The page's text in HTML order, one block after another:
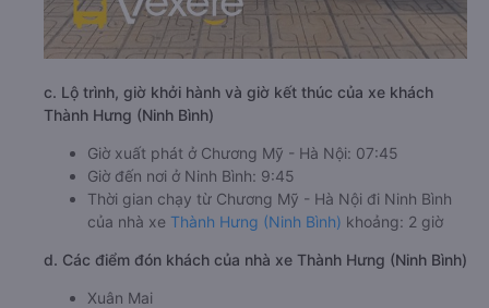
c. Lộ trình, giờ khởi hành và giờ kết thúc của xe khách
Thành Hưng (Ninh Bình)
Giờ xuất phát ở Chương Mỹ - Hà Nội: 07:45
Giờ đến nơi ở Ninh Bình: 9:45
Thời gian chạy từ Chương Mỹ - Hà Nội đi Ninh Bình
của nhà xe Thành Hưng (Ninh Bình) khoảng: 2 giờ
d. Các điểm đón khách của nhà xe Thành Hưng (Ninh Bình)
Xuân Mai